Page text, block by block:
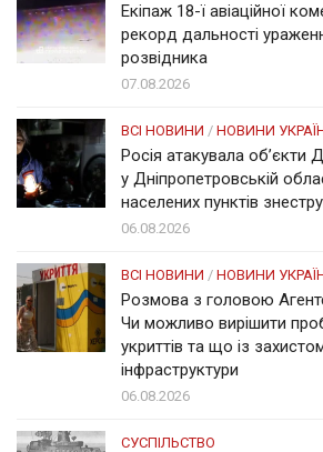
Екіпаж 18-ї авіаційної
рекорд дальності
розвідника
07.08.2026
ВСІ НОВИНИ / НОВИНИ
Росія атакувала об’єкти
у Дніпропетровській
населених пунктів
06.08.2026
ВСІ НОВИНИ / НОВИНИ
Розмова з головою
Чи можливо вирішити
укриттів та що із
інфраструктури
06.08.2026
СУСПІЛЬСТВО